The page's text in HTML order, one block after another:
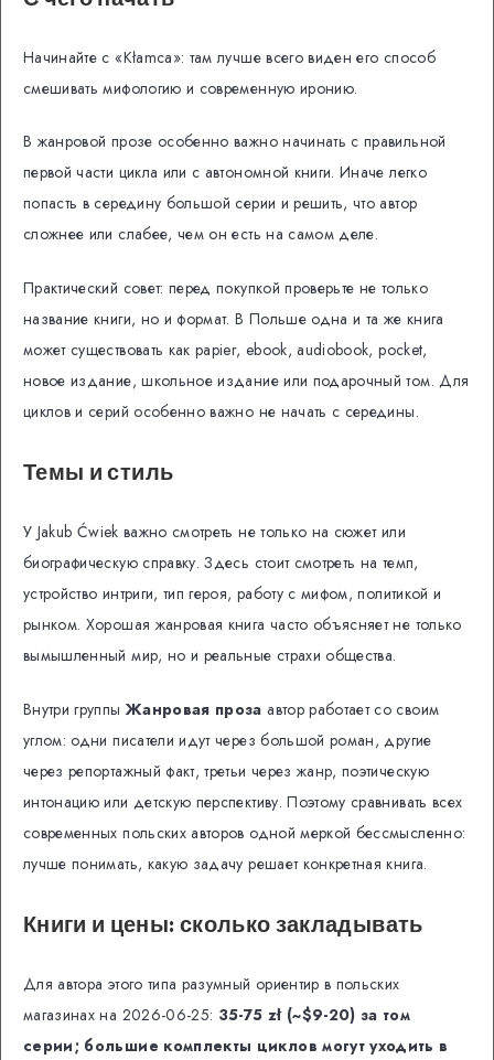
Начинайте с «Kłamca»: там лучше всего виден его способ
смешивать мифологию и современную иронию.
В жанровой прозе особенно важно начинать с правильной
первой части цикла или с автономной книги. Иначе легко
попасть в середину большой серии и решить, что автор
сложнее или слабее, чем он есть на самом деле.
Практический совет: перед покупкой проверьте не только
название книги, но и формат. В Польше одна и та же книга
может существовать как papier, ebook, audiobook, pocket,
новое издание, школьное издание или подарочный том. Для
циклов и серий особенно важно не начать с середины.
Темы и стиль
У Jakub Ćwiek важно смотреть не только на сюжет или
биографическую справку. Здесь стоит смотреть на темп,
устройство интриги, тип героя, работу с мифом, политикой и
рынком. Хорошая жанровая книга часто объясняет не только
вымышленный мир, но и реальные страхи общества.
Внутри группы Жанровая проза автор работает со своим
углом: одни писатели идут через большой роман, другие
через репортажный факт, третьи через жанр, поэтическую
интонацию или детскую перспективу. Поэтому сравнивать всех
современных польских авторов одной меркой бессмысленно:
лучше понимать, какую задачу решает конкретная книга.
Книги и цены: сколько закладывать
Для автора этого типа разумный ориентир в польских
магазинах на 2026-06-25: 35-75 zł (~$9-20) за том
серии; большие комплекты циклов могут уходить в